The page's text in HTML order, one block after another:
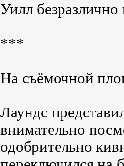
Уилл безразлично
***
На съёмочной
Лаундс
внимательно
одобрительно